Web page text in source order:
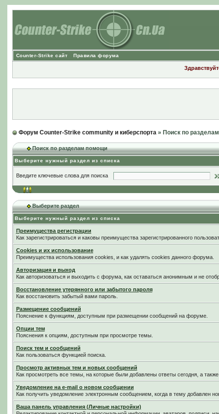
Counter-Strike сайт Правила форума
Форум Counter-Strike community и киберспорта» Поиск по
Поиск по разделам помощи
Выберите нужный раздел из списка
Введите ключевые слова для поиска
Выберите раздел
Выберите нужный раздел из списка
Преимущества регистрации
Как зарегистрироваться и каковы преимущества зарегистрированного
Cookies и их использование
Преимущества использования cookies, и как удалять cookies данного форума.
Авторизация и выход
Как авторизоваться и выходить с форума, как оставаться анонимным и не
Восстановление утерянного или забытого пароля
Как восстановить забытый вами пароль.
Размещение сообщений
Пояснение к функциям, доступным при размещении сообщений на форуме.
Опции тем
Пояснения к опциям, доступным при просмотре темы.
Поиск тем и сообщений
Как пользоваться функцией поиска.
Просмотр активных тем и новых сообщений
Как просмотреть все темы, на которые были добавлены ответы сегодня, а
Уведомление на е-mail о новом сообщении
Как получить уведомление электронным сообщением, когда в тему добавлен
Ваша панель управления (Личные настройки)